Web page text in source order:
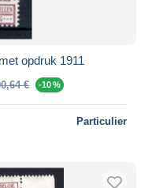
opdruk 1911
€ -10 %
Particulier